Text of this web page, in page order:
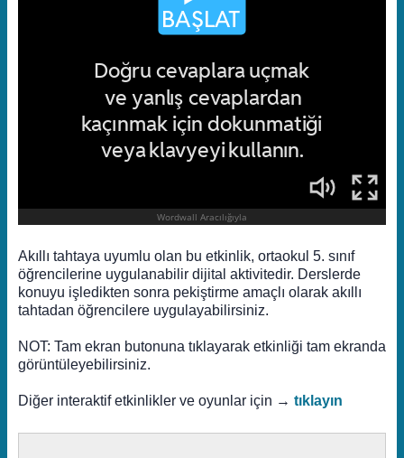
Akıllı tahtaya uyumlu olan bu etkinlik, ortaokul 5. sınıf
öğrencilerine uygulanabilir dijital aktivitedir. Derslerde
konuyu işledikten sonra pekiştirme amaçlı olarak akıllı
tahtadan öğrencilere uygulayabilirsiniz.
NOT: Tam ekran butonuna tıklayarak etkinliği tam ekranda
görüntüleyebilirsiniz.
Diğer interaktif etkinlikler ve oyunlar için → tıklayın